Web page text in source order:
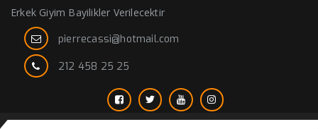
Erkek Giyim Bayilikler Verilecektir
pierrecassi@hotmail.com
212 458 25 25